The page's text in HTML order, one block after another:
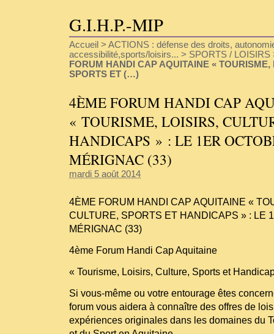
G.I.H.P.-MIP
Accueil > ACTIONS : défense des droits,
accessibilité,sports/loisirs... > SPORTS / LOISIRS
FORUM HANDI CAP AQUITAINE «
SPORTS ET (…)
4ÈME FORUM HANDI CAP
« TOURISME, LOISIRS,
HANDICAPS » : LE 1ER
MÉRIGNAC (33)
mardi 5 août 2014
4ÈME FORUM HANDI CAP AQUITAINE «
CULTURE, SPORTS ET HANDICAPS » : LE
MÉRIGNAC (33)
4ème Forum Handi Cap Aquitaine
« Tourisme, Loisirs, Culture, Sports et
Si vous-même ou votre entourage êtes
forum vous aidera à connaître des offres de
expériences originales dans les domaines du